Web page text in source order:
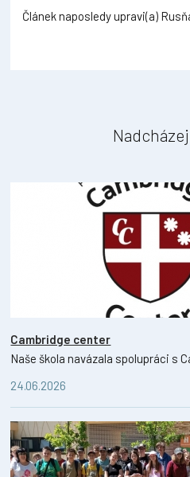
Článek naposledy upravi(a)
Cambridge center
Naše škola navázala spolupráci s
24.06.2026